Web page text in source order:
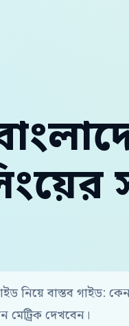
নিয়ে বাস্তব গাইড:
দেখবেন।